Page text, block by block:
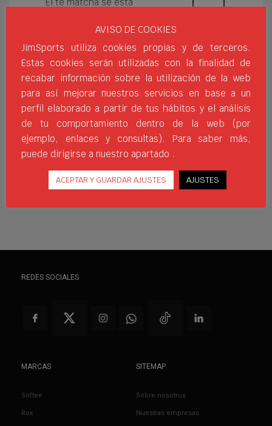
popular y eso se debe a sus
beneficios para el bienestar
natural. Se trata de un té verde en polvo
que tiene su origen en China. Entre los
beneficios de este alimento, que funciona
como un sustituto del café, están:
fortalece el sistema inmunitario y reduce
ACTIVA ACTIVIDADFÍSICA BENEFICIOS
BIENESTAR
CONSEJOS
DEPORTE JIMSPORTS MATCHA
REDES SOCIALES
MARCAS
Softee
Rox
SITEMAP
Sobre nosotros
Nuestras empresas
AVISO DE COOKIES
JimSports utiliza cookies propias y de terceros.
Estas cookies serán utilizadas con la finalidad de
recabar información sobre la utilización de la web
para así mejorar nuestros servicios en base a un
perfil elaborado a partir de tus hábitos y el análisis
de tu comportamiento dentro de la web (por
ejemplo, enlaces y consultas). Para saber más,
puede dirigirse a nuestro apartado .
ACEPTAR Y GUARDAR AJUSTES AJUSTES